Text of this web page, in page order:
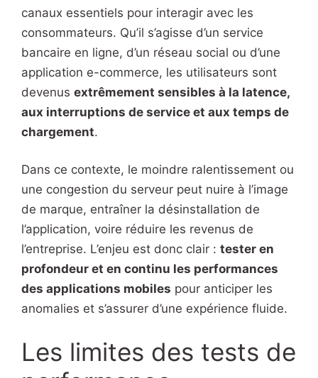
canaux essentiels pour interagir avec les
consommateurs. Qu’il s’agisse d’un service
bancaire en ligne, d’un réseau social ou d’une
application e-commerce, les utilisateurs sont
devenus extrêmement sensibles à la latence,
aux interruptions de service et aux temps de
chargement.
Dans ce contexte, le moindre ralentissement ou
une congestion du serveur peut nuire à l’image
de marque, entraîner la désinstallation de
l’application, voire réduire les revenus de
l’entreprise. L’enjeu est donc clair : tester en
profondeur et en continu les performances
des applications mobiles pour anticiper les
anomalies et s’assurer d’une expérience fluide.
Les limites des tests de